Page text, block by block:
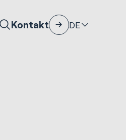
Kontakt DE